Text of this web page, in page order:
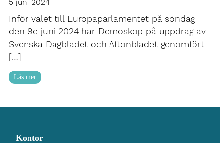
5 juni 2024
Inför valet till Europaparlamentet på söndag
den 9e juni 2024 har Demoskop på uppdrag av
Svenska Dagbladet och Aftonbladet genomfört
[…]
Läs mer
Kontor